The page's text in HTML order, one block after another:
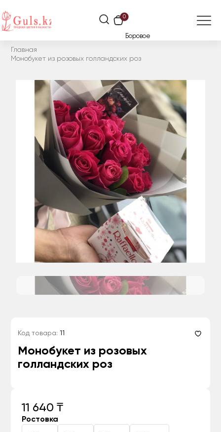
0
Боровое
Главная
Монобукет из розовых голландских роз
Код товара: 11
Монобукет из розовых
голландских роз
11 640 ₸
Ростовка